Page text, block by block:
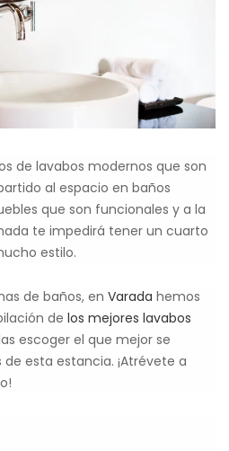
de lavabos modernos que son
al espacio en baños
que son funcionales y a la
te impedirá tener un cuarto
estilo.
de baños, en Varada hemos
de los mejores lavabos
escoger el que mejor se
esta estancia. ¡Atrévete a